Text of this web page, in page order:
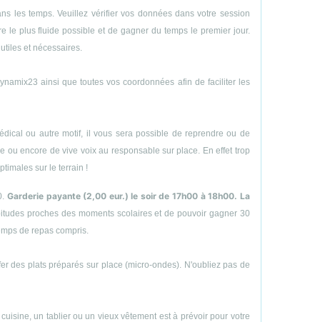
les temps. Veuillez vérifier vos données dans votre session
le plus fluide possible et de gagner du temps le premier jour.
et nécessaires.
ainsi que toutes vos coordonnées afin de faciliter les
ou autre motif, il vous sera possible de reprendre ou de
encore de vive voix au responsable sur place. En effet trop
sur le terrain !
Garderie payante (2,00 eur.) le soir de 17h00 à 18h00. La
proches des moments scolaires et de pouvoir gagner 30
de repas compris.
des plats préparés sur place (micro-ondes). N'oubliez pas de
un tablier ou un vieux vêtement est à prévoir pour votre